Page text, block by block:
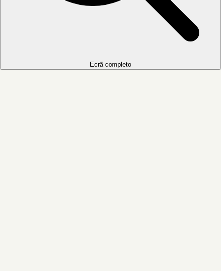
Ecrã completo